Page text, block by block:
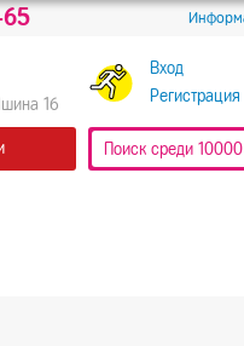
16
Вход
Регистрация